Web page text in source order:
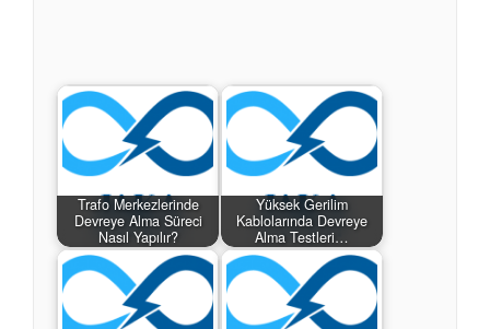
Trafo Merkezlerinde
Devreye Alma Süreci
Nasıl Yapılır?
Yüksek Gerilim
Kablolarında Devreye
Alma Testleri…